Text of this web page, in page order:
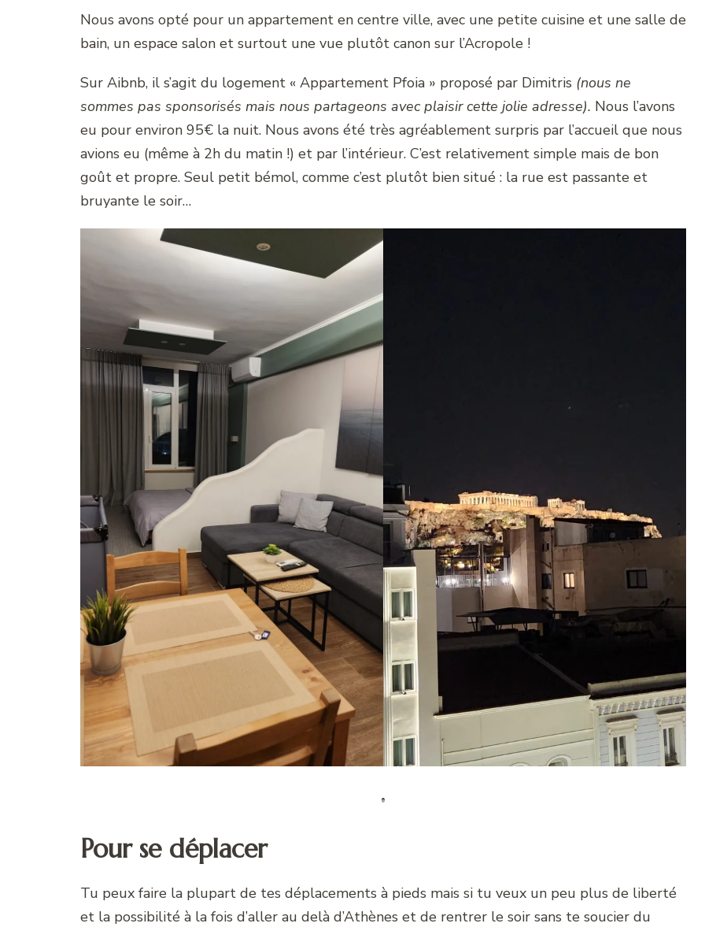
Nous avons opté pour un appartement en centre ville, avec une petite cuisine et une salle de
bain, un espace salon et surtout une vue plutôt canon sur l’Acropole !
Sur Aibnb, il s’agit du logement « Appartement Pfoia » proposé par Dimitris (nous ne
sommes pas sponsorisés mais nous partageons avec plaisir cette jolie adresse). Nous l’avons
eu pour environ 95€ la nuit. Nous avons été très agréablement surpris par l’accueil que nous
avions eu (même à 2h du matin !) et par l’intérieur. C’est relativement simple mais de bon
goût et propre. Seul petit bémol, comme c’est plutôt bien situé : la rue est passante et
bruyante le soir…
Pour se déplacer
Tu peux faire la plupart de tes déplacements à pieds mais si tu veux un peu plus de liberté
et la possibilité à la fois d’aller au delà d’Athènes et de rentrer le soir sans te soucier du